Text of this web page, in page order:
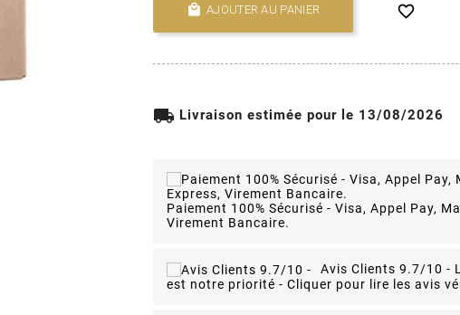
 AJOUTER AU PANIER 
local_shipping Livraison estimée pour le 13/08/2026
Paiement 100% Sécurisé - Visa, Appel Pay,
Virement Bancaire.
Avis Clients 9.7/10 -
est notre priorité - Cliquer pour lire les avis